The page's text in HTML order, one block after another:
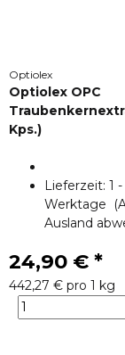
Optiolex
Optiolex OPC
Kps.)
Lieferzeit: 1
Werktage
Ausland
24,90 € *
442,27 € pro 1 kg